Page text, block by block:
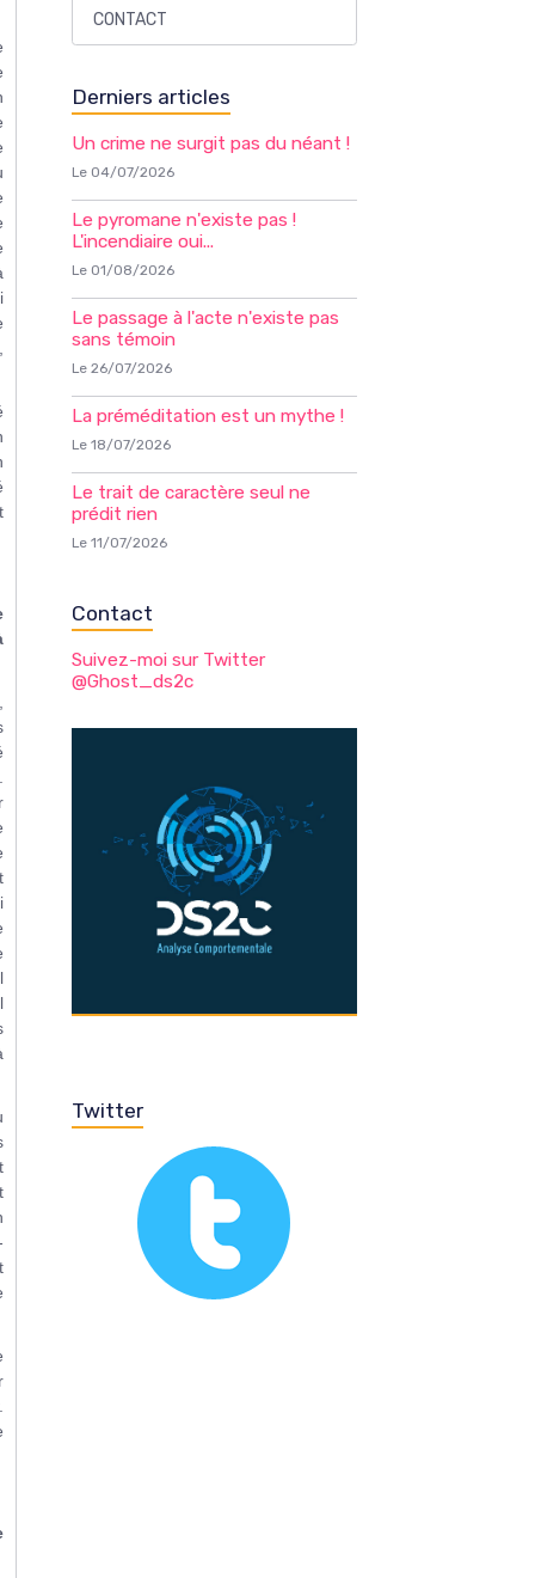
CONTACT
Derniers articles
Un crime ne surgit pas du néant !
Le 04/07/2026
Le pyromane n'existe pas !
L'incendiaire oui...
Le 01/08/2026
Le passage à l'acte n'existe pas
sans témoin
Le 26/07/2026
La préméditation est un mythe !
Le 18/07/2026
Le trait de caractère seul ne
prédit rien
Le 11/07/2026
Contact
Suivez-moi sur Twitter
@Ghost_ds2c
Twitter